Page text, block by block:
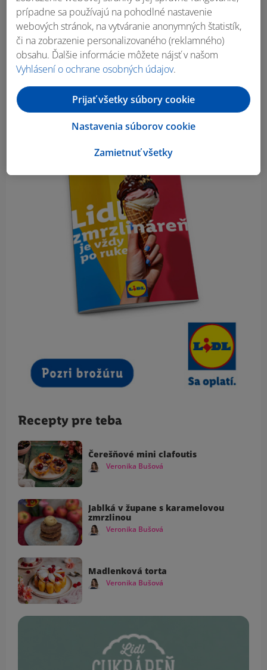
Recepty pre teba
Čerešňové mini clafoutis
Veronika Bušová
Jablká v župane s karamelovou
zmrzlinou
Veronika Bušová
Madlenková torta
Veronika Bušová
prípadne sa používajú na pohodlné nastavenie
webových stránok, na vytváranie anonymných štatistík,
či na zobrazenie personalizovaného (reklamného)
obsahu. Ďalšie informácie môžete nájsť v našom
Vyhlásení o ochrane osobných údajov.
Zamietnuť všetky
Nastavenia súborov cookie
Prijať všetky súbory cookie